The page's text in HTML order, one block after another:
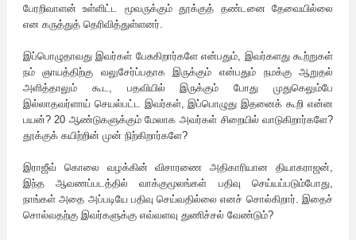
பேரறிவாளன் உள்ளிட்ட மூவருக்கும் தூக்குத் தண்டனை தேவையில்லை
என கருத்துத் தெரிவித்துள்ளனர்.
இப்பொழுதாவது இவர்கள் பேசுகிறார்களே என்பதும், இவர்களது கூற்றுகள்
நம் ஞாயத்திற்கு வலுசேர்ப்பதாக இருக்கும் என்பதும் நமக்கு ஆறுதல்
அளித்தாலும் கூட, பதவியில் இருக்கும் போது முதுகெலும்பே
இல்லாதவர்ளாய் செயல்பட்ட இவர்கள், இப்பொழுது இதனைக் கூறி என்ன
பயன்? 20 ஆண்டுகளுக்கும் மேலாக அவர்கள் சிறையில் வாடுகிறார்களே?
தூக்குக் கயிற்றின் முன் நிற்கிறார்களே?
இராஜீவ் கொலை வழக்கின் விசாரணை அதிகாரியான தியாகராஜன்,
இந்த ஆவணப்படத்தில் வாக்குமூலங்கள் பதிவு செய்யப்படும்போது,
நாங்கள் அதை அப்படியே பதிவு செய்வதில்லை எனச் சொல்கிறார். இதைச்
சொல்வதற்கு இவர்களுக்கு எவ்வளவு துணிச்சல் வேண்டும்?